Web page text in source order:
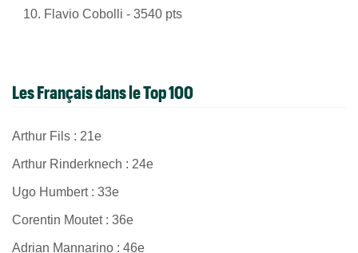
Flavio Cobolli - 3540 pts
Les Français dans le Top 100
Arthur Fils : 21e
Arthur Rinderknech : 24e
Ugo Humbert : 33e
Corentin Moutet : 36e
Adrian Mannarino : 46e